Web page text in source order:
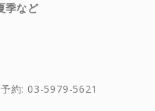
季など
約: 03-5979-5621